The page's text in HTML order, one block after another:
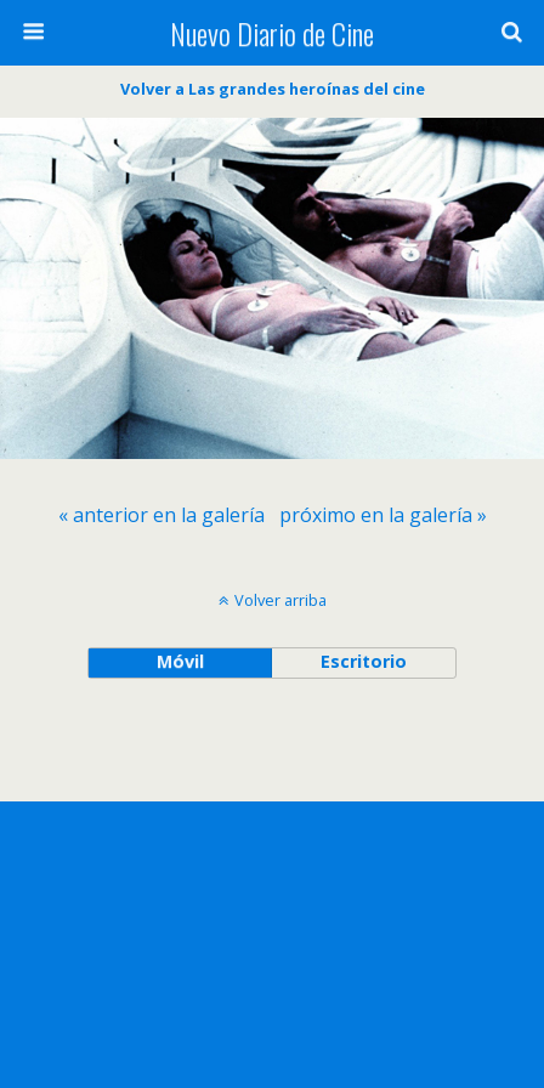
Nuevo Diario de Cine
Volver a Las grandes heroínas del cine
« anterior en la galería próximo en la galería »
Volver arriba
Móvil Escritorio